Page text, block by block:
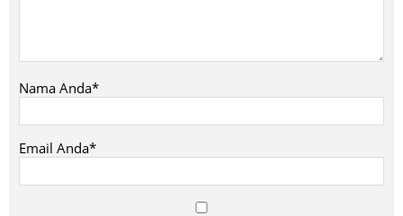
Nama Anda*
Email Anda*